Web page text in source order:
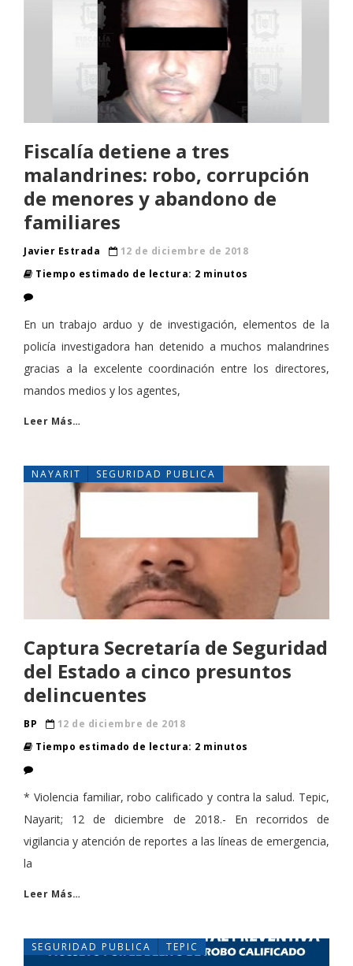
Fiscalía detiene a tres
malandrines: robo, corrupción
de menores y abandono de
familiares
Javier Estrada
12 de diciembre de 2018
Tiempo estimado de lectura: 2 minutos
En un trabajo arduo y de investigación, elementos de la
policía investigadora han detenido a muchos malandrines
gracias a la excelente coordinación entre los directores,
mandos medios y los agentes,
Leer Más…
NAYARIT SEGURIDAD PUBLICA
Captura Secretaría de Seguridad
del Estado a cinco presuntos
delincuentes
BP
12 de diciembre de 2018
Tiempo estimado de lectura: 2 minutos
* Violencia familiar, robo calificado y contra la salud. Tepic,
Nayarit; 12 de diciembre de 2018.- En recorridos de
vigilancia y atención de reportes a las líneas de emergencia,
la
Leer Más…
SEGURIDAD PUBLICA TEPIC